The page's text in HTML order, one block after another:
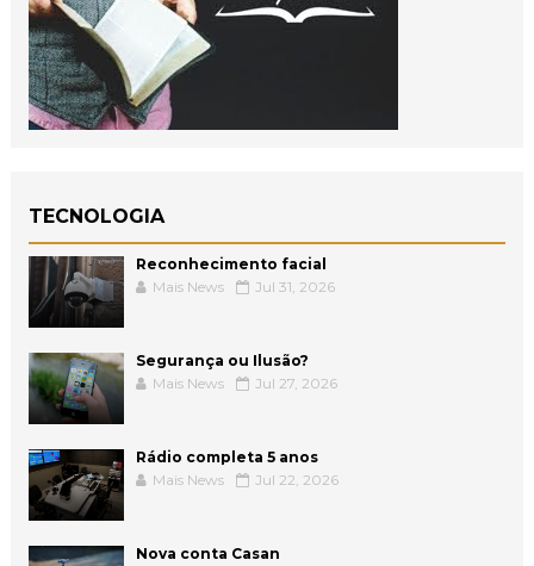
TECNOLOGIA
Reconhecimento facial
Mais News
Jul 31, 2026
Segurança ou Ilusão?
Mais News
Jul 27, 2026
Rádio completa 5 anos
Mais News
Jul 22, 2026
Nova conta Casan